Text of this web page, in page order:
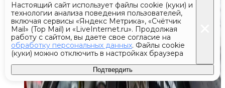
Настоящий сайт использует файлы cookie (куки) и
технологии анализа поведения пользователей,
включая сервисы «Яндекс Метрика», «Счётчик
Mail» (Top Mail) и «LiveInternet.ru». Продолжая
работу с сайтом, вы даете свое согласие на
обработку персональных данных. Файлы cookie
(куки) можно отключить в настройках браузера
Подтвердить